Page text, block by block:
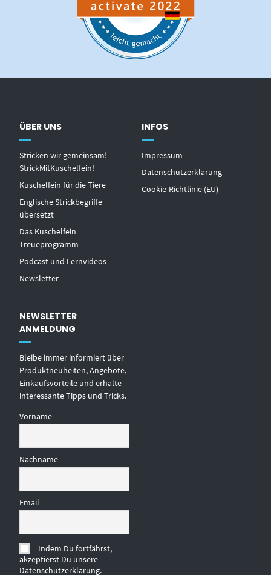
ÜBER UNS
Stricken wir gemeinsam!
StrickMitKuschelfein!
Kuschelfein für die Tiere
Englische Strickbegriffe
übersetzt
Das Kuschelfein
Treueprogramm
Podcast und Lernvideos
Newsletter
INFOS
Impressum
Datenschutzerklärung
Cookie-Richtlinie (EU)
NEWSLETTER
ANMELDUNG
Bleibe immer informiert über
Produktneuheiten, Angebote,
Einkaufsvorteile und erhalte
interessante Tipps und Tricks.
Vorname
Nachname
Email
Indem Du fortfährst,
akzeptierst Du unsere
Datenschutzerklärung.